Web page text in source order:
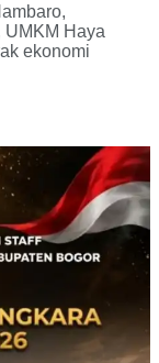
UMKM Haya
ekonomi